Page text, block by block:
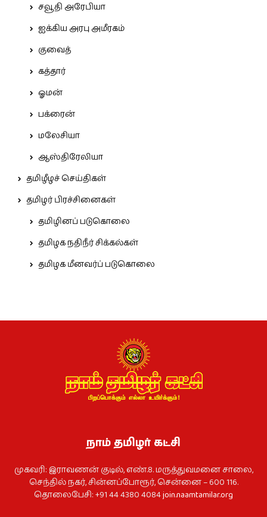
சவூதி அரேபியா
ஐக்கிய அரபு அமீரகம்
குவைத்
கத்தார்
ஓமன்
பக்ரைன்
மலேசியா
ஆஸ்திரேலியா
தமிழீழச் செய்திகள்
தமிழர் பிரச்சினைகள்
தமிழினப் படுகொலை
தமிழக நதிநீர் சிக்கல்கள்
தமிழக மீனவர்ப் படுகொலை
நாம் தமிழர் கட்சி
முகவரி: இராவணன் குடில், எண்.8. மருத்துவமனை சாலை,
செந்தில் நகர், சின்னப்போரூர், சென்னை – 600 116.
தொலைபேசி: +91 44 4380 4084join.naamtamilar.org